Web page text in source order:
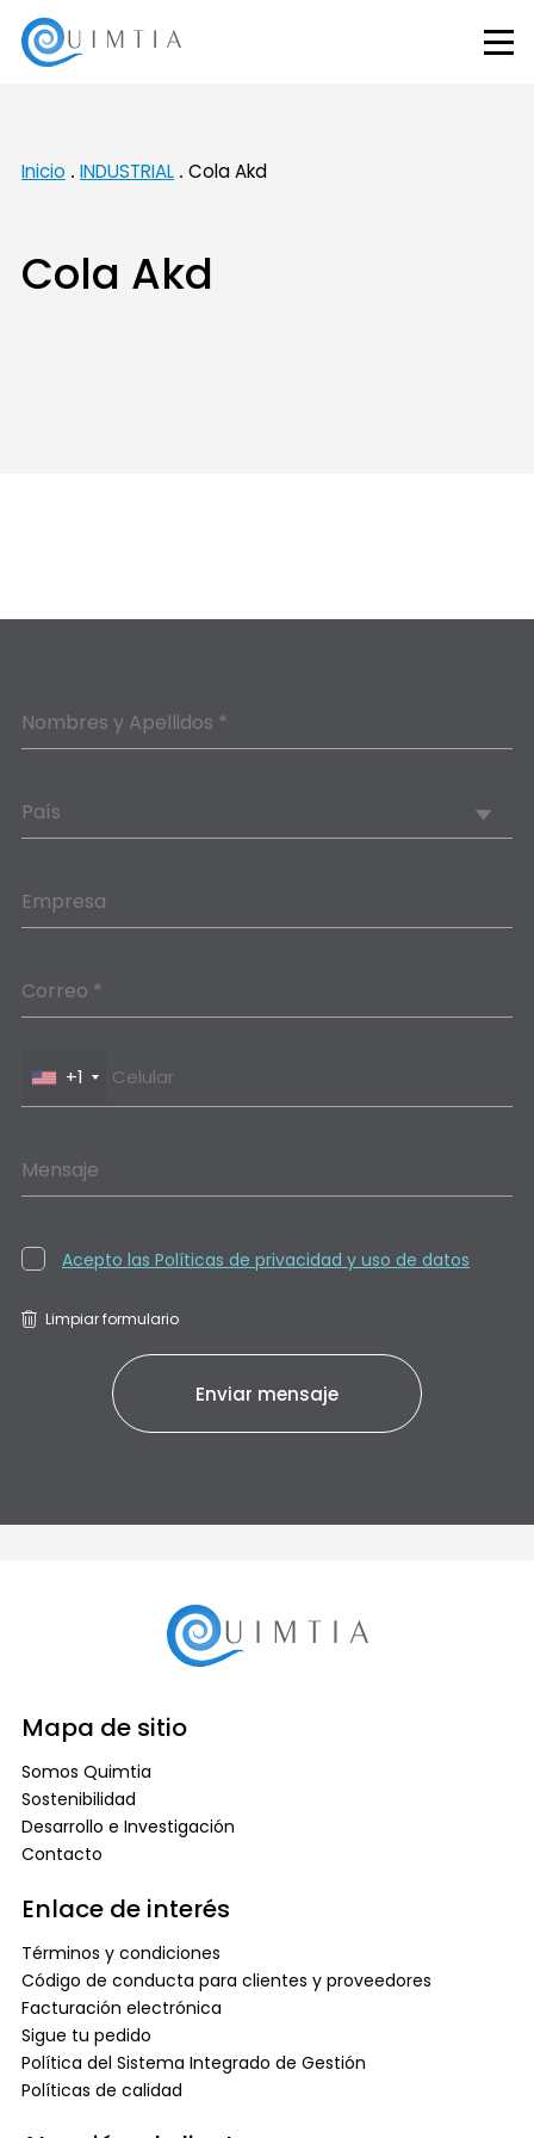
Inicio INDUSTRIAL Cola Akd
Cola Akd
Nombres y Apellidos *
País
Empresa
Correo *
+1
Mensaje
Acepto las Políticas de privacidad y uso de datos
Limpiar formulario
Mapa de sitio
Somos Quimtia
Sostenibilidad
Desarrollo e Investigación
Contacto
Enlace de interés
Términos y condiciones
Código de conducta para clientes y proveedores
Facturación electrónica
Sigue tu pedido
Política del Sistema Integrado de Gestión
Políticas de calidad